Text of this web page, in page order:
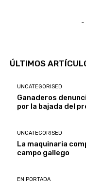
-
ÚLTIMOS
UNCATEGORISED
Ganaderos
por la bajada del
UNCATEGORISED
La maquinaria
campo gallego
EN PORTADA